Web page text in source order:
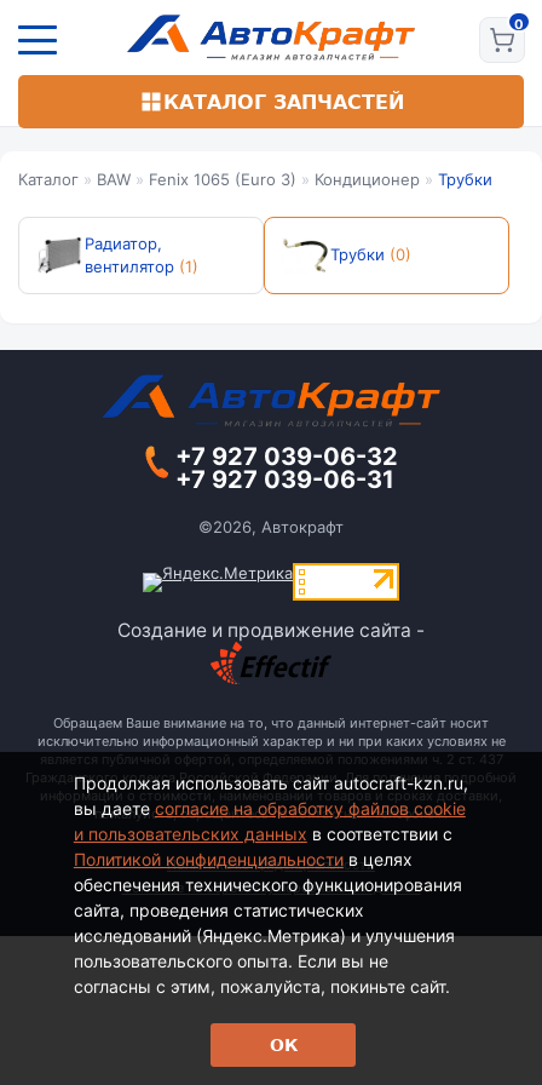
основному
КАТАЛОГ ЗАПЧАСТЕЙ
Каталог » BAW » Fenix 1065 (Euro 3) » Кондиционер » Трубки
Радиатор,
вентилятор (1)
Трубки (0)
+7 927 039-06-32
+7 927 039-06-31
©2026, Автокрафт
Создание и продвижение сайта -
Обращаем Ваше внимание на то, что данный интернет-сайт носит
исключительно информационный характер и ни при каких условиях не
является публичной офертой, определяемой положениями ч. 2 ст. 437
Гражданского кодекса Российской Федерации. Для получения подробной
информации о стоимости, наименовании товаров и сроках доставки,
пожалуйста, обращайтесь по контактным телефонам.
Политика конфиденциальности
Согласие на обработку персональных данных
Продолжая использовать сайт autocraft-kzn.ru,
вы даетесогласие на обработку файлов cookie
и пользовательских данных в соответствии с
Политикой конфиденциальностив целях
обеспечения технического функционирования
сайта, проведения статистических
исследований (Яндекс.Метрика) и улучшения
пользовательского опыта. Если вы не
согласны с этим, пожалуйста, покиньте сайт.
ОК